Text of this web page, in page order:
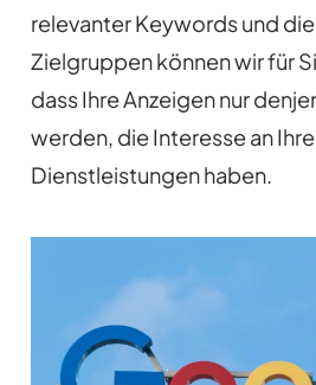
relevanter Keywords und
Zielgruppen können wir für
dass Ihre Anzeigen nur
werden, die Interesse an
Dienstleistungen haben.